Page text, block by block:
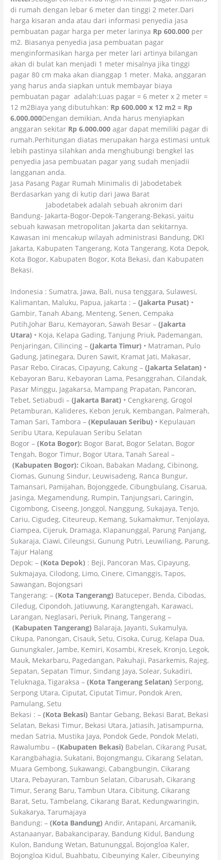
di rumah dengan lebar 6 meter dan tinggi 2 meter.Dari
harga kisaran anda atau dari informasi penyedia jasa
pembuatan pagar harga per meter larinya Rp 600.000 per
m2. Biasanya penyedia jasa pembuatan pagar
menginformasikan harga per meter lari artinya bilangan
akan di bulat kan menjadi 1 meter misalnya jika tinggi
pagar 80 cm maka akan dianggap 1 meter. Maka, anggaran
yang harus anda siapkan untuk membayar biaya
pembuatan pagar adalah:Luas pagar = 6 meter x 2 meter =
12 m2Biaya yang dibutuhkan: Rp 600.000 x 12 m2 = Rp
6.000.000Dengan demikian, Anda harus menyiapkan
anggaran sekitar Rp 6.000.000 agar dapat memiliki pagar di
rumah.Perhitungan diatas merupakan harga estimasi untuk
lebih pastinya silahkan anda menghubungi bengkel las
penyedia jasa pembuatan pagar yang sudah menjadii
langganan anda.
Jasa Pasang Pagar Rumah Minimalis di Jabodetabek
Berdasarkan yang di kutip dari Jawa Barat
Jabodetabek adalah sebuah akronim dari
Bandung- Jakarta-Bogor-Depok-Tangerang-Bekasi, yaitu
sebuah kawasan metropolitan Jakarta dan sekitarnya.
Kawasan ini mencakup wilayah administrasi Bandung, DKI
Jakarta, Kabupaten Tangerang, Kota Tangerang, Kota Depok,
Kota Bogor, Kabupaten Bogor, Kota Bekasi, dan Kabupaten
Bekasi.
Indonesia : Sumatra, Jawa, Bali, nusa tenggara, Sulawesi,
Kalimantan, Maluku, Papua, jakarta : –(Jakarta Pusat) •
Gambir, Tanah Abang, Menteng, Senen, Cempaka
Putih,Johar Baru, Kemayoran, Sawah Besar –(Jakarta
Utara) • Koja, Kelapa Gading, Tanjung Priuk, Pademangan,
Penjaringan, Cilincing –(Jakarta Timur) • Matraman, Pulo
Gadung, Jatinegara, Duren Sawit, Kramat Jati, Makasar,
Pasar Rebo, Ciracas, Cipayung, Cakung –(Jakarta Selatan) •
Kebayoran Baru, Kebayoran Lama, Pesanggrahan, Cilandak,
Pasar Minggu, Jagakarsa, Mampang Prapatan, Pancoran,
Tebet, Setiabudi –(Jakarta Barat) • Cengkareng, Grogol
Petamburan, Kalideres, Kebon Jeruk, Kembangan, Palmerah,
Taman Sari, Tambora –(Kepulauan Seribu) • Kepulauan
Seribu Utara, Kepulauan Seribu Selatan
Bogor –(Kota Bogor): Bogor Barat, Bogor Selatan, Bogor
Tengah, Bogor Timur, Bogor Utara, Tanah Sareal –
(Kabupaten Bogor): Cikoan, Babakan Madang, Cibinong,
Ciomas, Gunung Sindur, Leuwisadeng, Ranca Bungur,
Tamansari, Pamijahan, Bojonggede, Cibungbulang, Cisarua,
Jasinga, Megamendung, Rumpin, Tanjungsari, Caringin,
Cigombong, Ciseeng, Jonggol, Nanggung, Sukajaya, Tenjo,
Cariu, Cigudeg, Citeureup, Kemang, Sukamakmur, Tenjolaya,
Ciampea, Cijeruk, Dramaga, Klapanunggal, Parung Panjang,
Sukaraja, Ciawi, Cileungsi, Gunung Putri, Leuwiliang, Parung,
Tajur Halang
Depok: –(Kota Depok) : Beji, Pancoran Mas, Cipayung,
Sukmajaya, Cilodong, Limo, Cinere, Cimanggis, Tapos,
Sawangan, Bojongsari
Tangerang: –(Kota Tangerang) Batuceper, Benda, Cibodas,
Ciledug, Cipondoh, Jatiuwung, Karangtengah, Karawaci,
Larangan, Neglasari, Periuk, Pinang, Tangerang –
(Kabupaten Tangerang) Balaraja, Jayanti, Sukamulya,
Cikupa, Panongan, Cisauk, Setu, Cisoka, Curug, Kelapa Dua,
Gunungkaler, Jambe, Kemiri, Kosambi, Kresek, Kronjo, Legok,
Mauk, Mekarbaru, Pagedangan, Pakuhaji, Pasarkemis, Rajeg,
Sepatan, Sepatan Timur, Sindang Jaya, Solear, Sukadiri,
Teluknaga, Tigaraksa –(Kota Tangerang Selatan) Serpong,
Serpong Utara, Ciputat, Ciputat Timur, Pondok Aren,
Pamulang, Setu
Bekasi : –(Kota Bekasi) Bantar Gebang, Bekasi Barat, Bekasi
Selatan, Bekasi Timur, Bekasi Utara, Jatiasih, Jatisampurna,
medan Satria, Mustika Jaya, Pondok Gede, Pondok Melati,
Rawalumbu –(Kabupaten Bekasi) Babelan, Cikarang Pusat,
Karangbahagia, Sukatani, Bojongmangu, Cikarang Selatan,
Muara Gembong, Sukawangi, Cabangbungin, Cikarang
Utara, Pebayuran, Tambun Selatan, Cibarusah, Cikarang
Timur, Serang Baru, Tambun Utara, Cibitung, Cikarang
Barat, Setu, Tambelang, Cikarang Barat, Kedungwaringin,
Sukakarya, Tarumajaya
Bandung: –(Kota Bandung) Andir, Antapani, Arcamanik,
Astanaanyar, Babakanciparay, Bandung Kidul, Bandung
Kulon, Bandung Wetan, Batununggal, Bojongloa Kaler,
Bojongloa Kidul, Buahbatu, Cibeunying Kaler, Cibeunying